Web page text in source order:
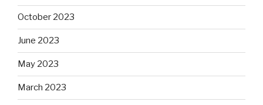
October 2023
June 2023
May 2023
March 2023